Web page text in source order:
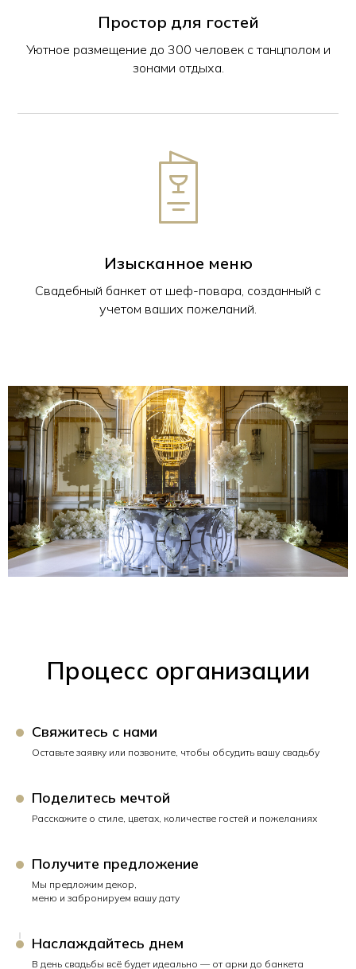
Простор для гостей
Уютное размещение до 300 человек с танцполом и
зонами отдыха.
Изысканное меню
Свадебный банкет от шеф-повара, созданный с
учетом ваших пожеланий.
Процесс организации
Свяжитесь с нами
Оставьте заявку или позвоните, чтобы обсудить вашу свадьбу
Поделитесь мечтой
Расскажите о стиле, цветах, количестве гостей и пожеланиях
Получите предложение
Мы предложим декор,
меню и забронируем вашу дату
Наслаждайтесь днем
В день свадьбы всё будет идеально — от арки до банкета